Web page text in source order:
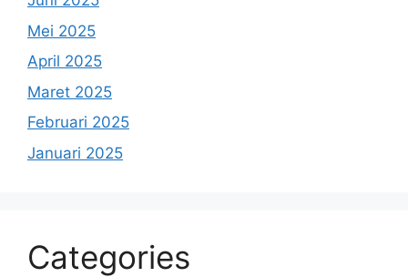
Mei 2025
April 2025
Maret 2025
Februari 2025
Januari 2025
Categories